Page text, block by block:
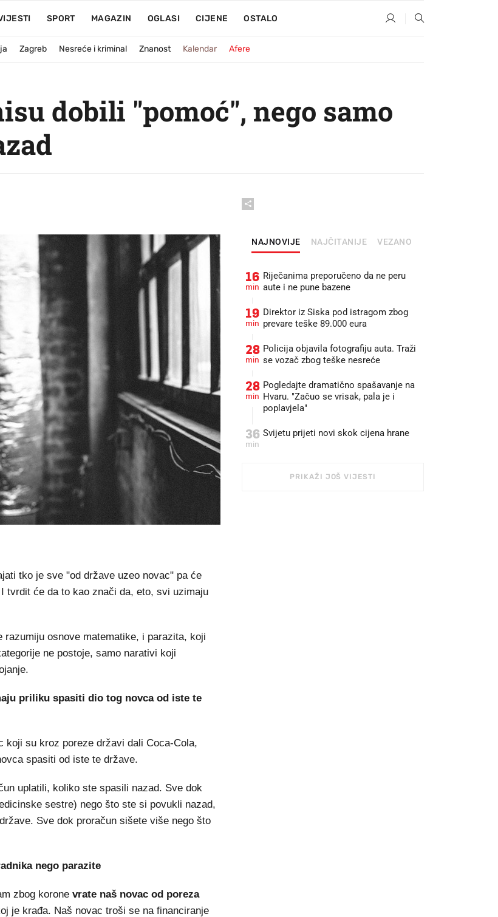
SPORT MAGAZIN OGLASI CIJENE OSTALO
Zagreb Nesreće i kriminal Znanost Kalendar Afere
dobili "pomoć", nego samo
tko je sve "od države uzeo novac" pa će
tvrdit će da to kao znači da, eto, svi uzimaju
osnove matematike, i parazita, koji
ne postoje, samo narativi koji
priliku spasiti dio tog novca od iste te
koji su kroz poreze državi dali Coca-Cola,
spasiti od iste te države.
uplatili, koliko ste spasili nazad. Sve dok
sestre) nego što ste si povukli nazad,
Sve dok proračun sišete više nego što
nego parazite
zbog korone vrate naš novac od poreza
je krađa. Naš novac troši se na financiranje
NAJNOVIJE NAJČITANIJE VEZANO
16
min
Riječanima preporučeno da ne peru
aute i ne pune bazene
19
min
Direktor iz Siska pod istragom zbog
prevare teške 89.000 eura
28
min
Policija objavila fotografiju auta. Traži
se vozač zbog teške nesreće
28
min
Pogledajte dramatično spašavanje na
Hvaru. "Začuo se vrisak, pala je i
poplavjela"
36
min
Svijetu prijeti novi skok cijena hrane
PRIKAŽI JOŠ VIJESTI